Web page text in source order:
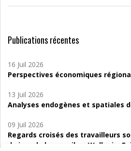
Publications récentes
16 Juil 2026
Perspectives économiques
13 Juil 2026
Analyses endogènes et spatiales de
09 Juil 2026
Regards croisés des travailleurs
de jour de bas seuil en Wallonie.